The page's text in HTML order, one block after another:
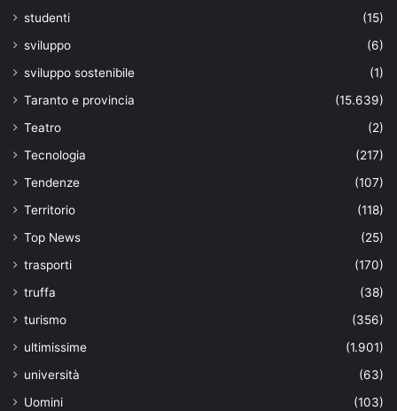
studenti
(15)
sviluppo
(6)
sviluppo sostenibile
(1)
Taranto e provincia
(15.639)
Teatro
(2)
Tecnologia
(217)
Tendenze
(107)
Territorio
(118)
Top News
(25)
trasporti
(170)
truffa
(38)
turismo
(356)
ultimissime
(1.901)
università
(63)
Uomini
(103)